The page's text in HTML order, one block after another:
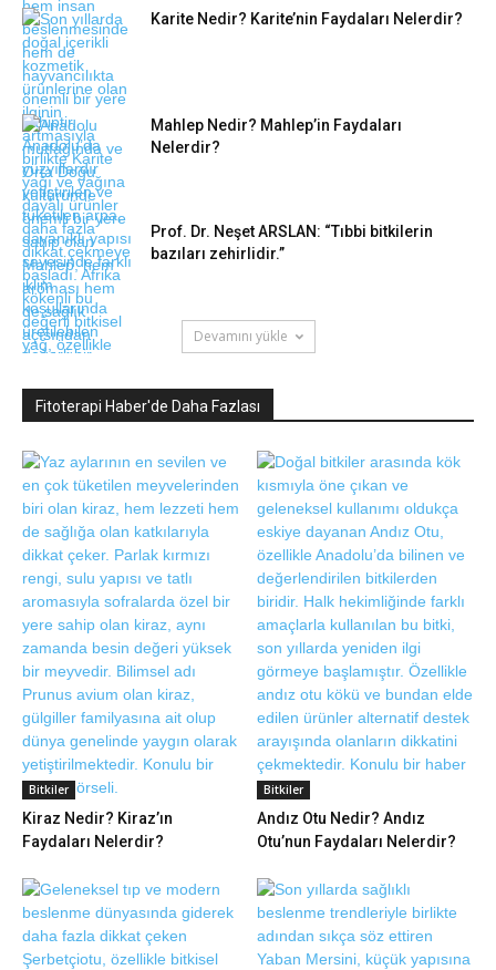
Karite Nedir? Karite’nin Faydaları Nelerdir?
Mahlep Nedir? Mahlep’in Faydaları
Nelerdir?
Prof. Dr. Neşet ARSLAN: “Tıbbi bitkilerin
bazıları zehirlidir.”
Devamını yükle
Fitoterapi Haber'de Daha Fazlası
Bitkiler
Kiraz Nedir? Kiraz’ın
Faydaları Nelerdir?
Bitkiler
Andız Otu Nedir? Andız
Otu’nun Faydaları Nelerdir?